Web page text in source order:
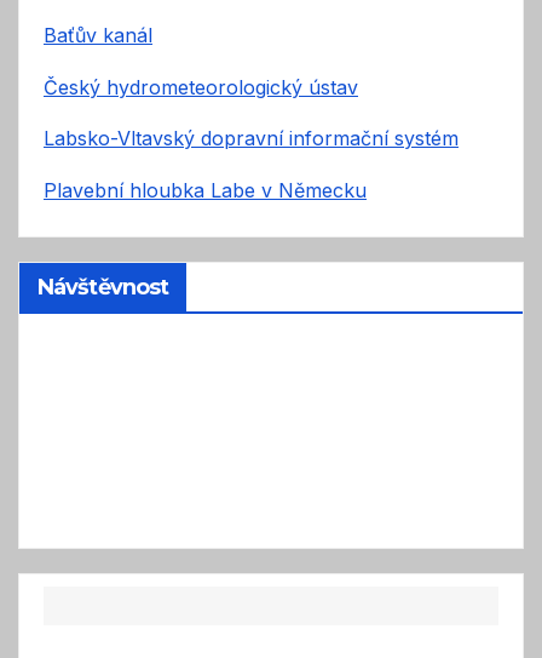
Baťův kanál
Český hydrometeorologický ústav
Labsko-Vltavský dopravní informační systém
Plavební hloubka Labe v Německu
Návštěvnost